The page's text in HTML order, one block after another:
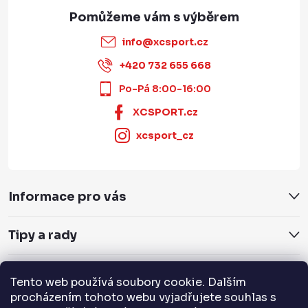
Tento web používá soubory cookie. Dalším
procházením tohoto webu vyjadřujete souhlas s
info@xcsport.cz
+420 732 655 668
Po-Pá 8:00-16:00
XCSPORT.cz
xcsport_cz
Informace pro vás
Tipy a rady
Servis a služby